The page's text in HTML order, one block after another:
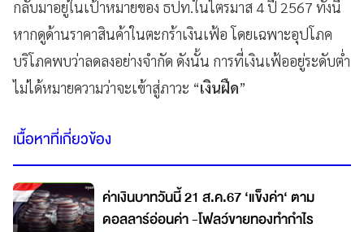
กลับมาอยู่ในเป้าหมายของ ธปท.ในไตรมาส 4 ปี 2567 ทั้งนี้
หากดูด้านราคาสินค้าในตะกร้าเงินเฟ้อ โดยเฉพาะอุปโภค
บริโภคพบว่าลดลงอย่างจำกัด ดังนั้น การที่เงินเฟ้ออยู่ระดับต่ำ
ไม่ได้หมายความว่าจะเข้าสู่ภาวะ “เงินฝืด”
เนื้อหาที่เกี่ยวข้อง
ค่าเงินบาทวันนี้ 21 ส.ค.67 ‘แข็งค่า‘ ตาม
ดอลลาร์อ่อนค่า -โฟลว์ขายทองทำกำไร